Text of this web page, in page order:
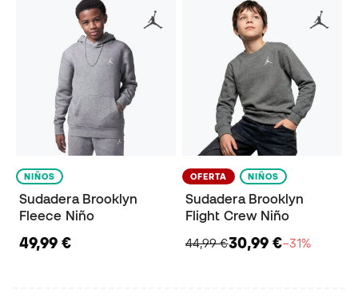
NIÑOS
Sudadera Brooklyn
Fleece Niño
49,99 €
OFERTA NIÑOS
Sudadera Brooklyn
Flight Crew Niño
44,99 €30,99 €−31%